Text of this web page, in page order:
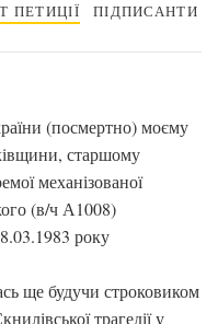
ПЕТИЦІЇ ПІДПИСАНТИ
(посмертно) моєму
старшому
механізованої
(в/ч А1008)
року
ще будучи строковиком
трагедії у